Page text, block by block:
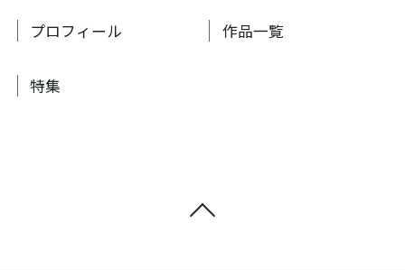
プロフィール 作品一覧
特集